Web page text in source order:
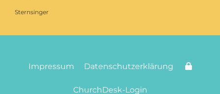
Sternsinger
Impressum Datenschutzerklärung
ChurchDesk-Login